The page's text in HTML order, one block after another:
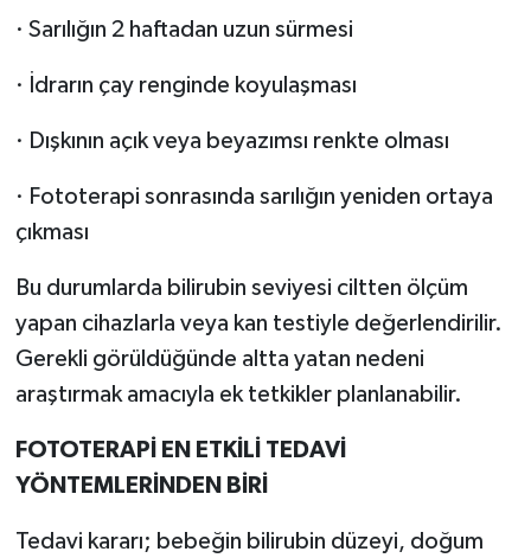
· Sarılığın 2 haftadan uzun sürmesi
· İdrarın çay renginde koyulaşması
· Dışkının açık veya beyazımsı renkte olması
· Fototerapi sonrasında sarılığın yeniden ortaya
çıkması
Bu durumlarda bilirubin seviyesi ciltten ölçüm
yapan cihazlarla veya kan testiyle değerlendirilir.
Gerekli görüldüğünde altta yatan nedeni
araştırmak amacıyla ek tetkikler planlanabilir.
FOTOTERAPİ EN ETKİLİ TEDAVİ
YÖNTEMLERİNDEN BİRİ
Tedavi kararı; bebeğin bilirubin düzeyi, doğum